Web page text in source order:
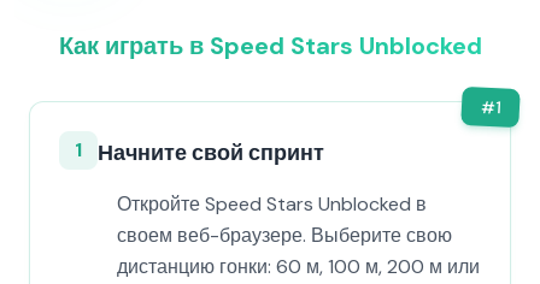
Как играть в Speed Stars Unblocked
#1
1 Начните свой спринт
Откройте Speed Stars Unblocked в
своем веб-браузере. Выберите свою
дистанцию гонки: 60 м, 100 м, 200 м или